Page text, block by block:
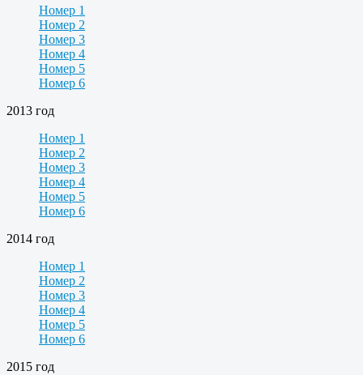
Номер 1
Номер 2
Номер 3
Номер 4
Номер 5
Номер 6
2013 год
Номер 1
Номер 2
Номер 3
Номер 4
Номер 5
Номер 6
2014 год
Номер 1
Номер 2
Номер 3
Номер 4
Номер 5
Номер 6
2015 год